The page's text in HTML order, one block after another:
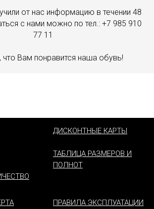
от нас информацию в течении 48
с нами можно по тел.: +7 985 910
77 11
что Вам понравится наша обувь!
ДИСКОНТНЫЕ КАРТЫ
ТАБЛИЦА РАЗМЕРОВ И
ПОЛНОТ
ПРАВИЛА ЭКСПЛУАТАЦИИ